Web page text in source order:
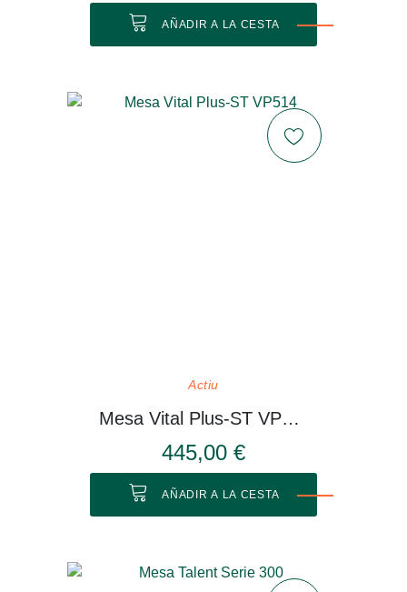
AÑADIR A LA CESTA
Actiu
Mesa Vital Plus-ST VP514
445,00 €
AÑADIR A LA CESTA